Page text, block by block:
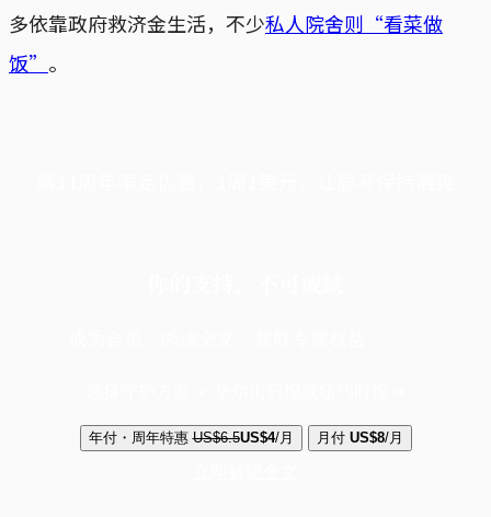
多依靠政府救济金生活，不少私人院舍则“看菜做
饭” 。
年付・周年特惠 US$6.5US$4/月 月付 US$8/月